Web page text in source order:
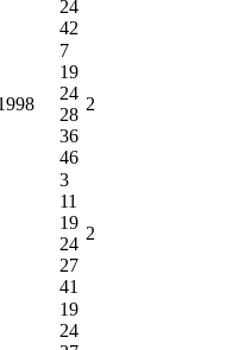
24
42
7
19
24
28
36
46
2
3
11
19
24
27
41
2
19
24